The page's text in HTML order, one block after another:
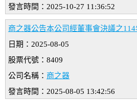
發言時間：2025-10-27 11:36:52
商之器公告本公司經董事會決議之
日期：2025-08-05
股票代號：8409
公司名稱： 商之器
發言時間：2025-08-05 13:42:56